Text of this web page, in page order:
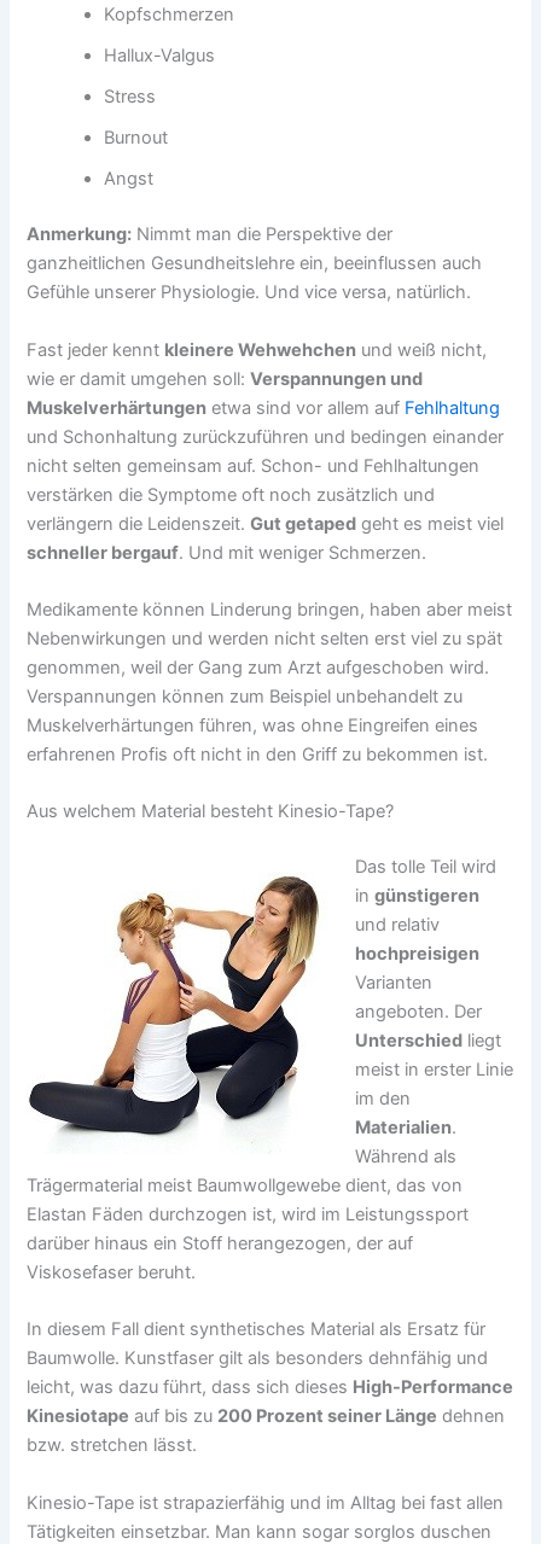
Kopfschmerzen
Hallux-Valgus
Stress
Burnout
Angst
Anmerkung: Nimmt man die Perspektive der
ganzheitlichen Gesundheitslehre ein, beeinflussen auch
Gefühle unserer Physiologie. Und vice versa, natürlich.
Fast jeder kennt kleinere Wehwehchen und weiß nicht,
wie er damit umgehen soll:Verspannungen und
Muskelverhärtungen etwa sind vor allem auf Fehlhaltung
und Schonhaltung zurückzuführen und bedingen einander
nicht selten gemeinsam auf. Schon- und Fehlhaltungen
verstärken die Symptome oft noch zusätzlich und
verlängern die Leidenszeit.Gut getaped geht es meist viel
schneller bergauf. Und mit weniger Schmerzen.
Medikamente können Linderung bringen, haben aber meist
Nebenwirkungen und werden nicht selten erst viel zu spät
genommen, weil der Gang zum Arzt aufgeschoben wird.
Verspannungen können zum Beispiel unbehandelt zu
Muskelverhärtungen führen, was ohne Eingreifen eines
erfahrenen Profis oft nicht in den Griff zu bekommen ist.
Aus welchem Material besteht Kinesio-Tape?
Das tolle Teil wird
ingünstigeren
und relativ
hochpreisigen
Varianten
angeboten. Der
Unterschied liegt
meist in erster Linie
im den
Materialien.
Während als
Trägermaterial meist Baumwollgewebe dient, das von
Elastan Fäden durchzogen ist, wird im Leistungssport
darüber hinaus ein Stoff herangezogen, der auf
Viskosefaser beruht.
In diesem Fall dient synthetisches Material als Ersatz für
Baumwolle. Kunstfaser gilt als besonders dehnfähig und
leicht, was dazu führt, dass sich dieses High-Performance
Kinesiotape auf bis zu 200 Prozent seiner Länge dehnen
bzw. stretchen lässt.
Kinesio-Tape ist strapazierfähig und im Alltag bei fast allen
Tätigkeiten einsetzbar. Man kann sogar sorglos duschen